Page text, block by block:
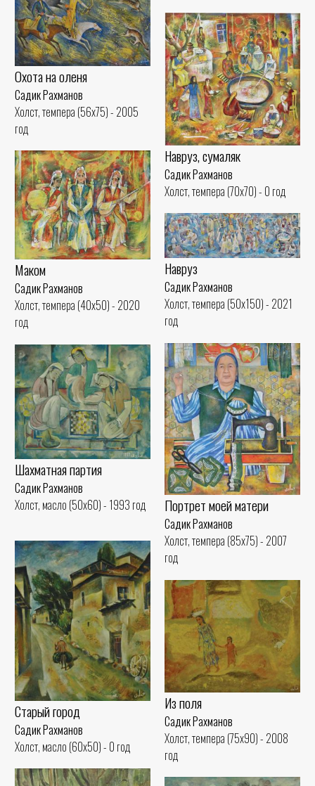
Охота на оленя
Садик Рахманов
Холст, темпера (56x75) - 2005
год
Навруз, сумаляк
Садик Рахманов
Холст, темпера (70x70) - 0 год
Маком
Садик Рахманов
Холст, темпера (40x50) - 2020
год
Навруз
Садик Рахманов
Холст, темпера (50x150) - 2021
год
Портрет моей матери
Садик Рахманов
Холст, темпера (85x75) - 2007
год
Шахматная партия
Садик Рахманов
Холст, масло (50x60) - 1993 год
Старый город
Садик Рахманов
Холст, масло (60x50) - 0 год
Из поля
Садик Рахманов
Холст, темпера (75x90) - 2008
год